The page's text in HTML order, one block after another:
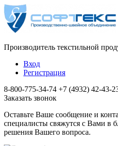
Производитель текстильной
Вход
Регистрация
8-800-775-34-74 +7 (4932) 42-43-
Заказать звонок
Оставьте Ваше сообщение и
специалисты свяжутся с Вами в
решения Вашего вопроса.